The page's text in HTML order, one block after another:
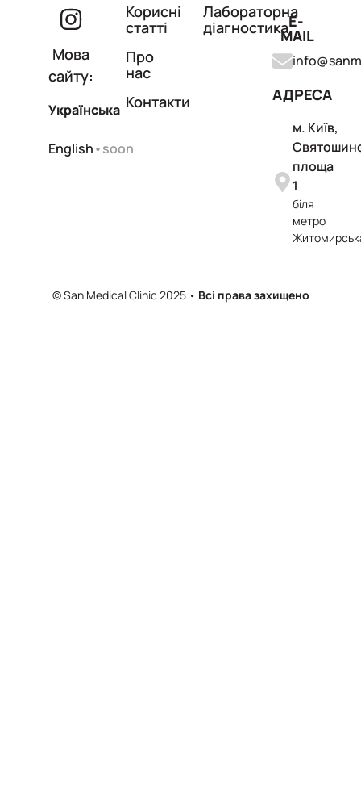
Мова
сайту:
Українська
English•soon
Корисні
статті
Про
нас
Контакти
Лабораторна
діагностикаE-
MAIL
АДРЕСА
м. Київ,
площа
1
біля
метро
© San Medical Clinic 2025 • Всі права захищено